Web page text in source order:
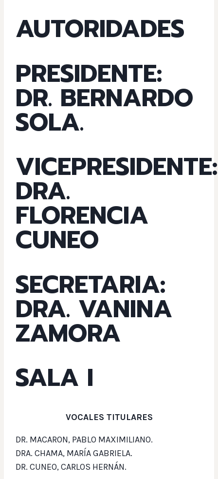
AUTORIDADES
PRESIDENTE:
DR. BERNARDO
SOLA.
VICEPRESIDENTE:
DRA.
FLORENCIA
CUNEO
SECRETARIA:
DRA. VANINA
ZAMORA
SALA I
VOCALES TITULARES
DR. MACARON, PABLO MAXIMILIANO.
DRA. CHAMA, MARÍA GABRIELA.
DR. CUNEO, CARLOS HERNÁN.